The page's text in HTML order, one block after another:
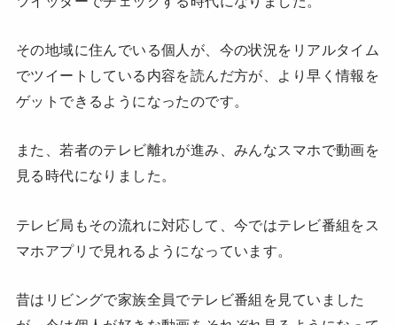
その地域に住んでいる個人が、今の状況をリアルタイム
でツイートしている内容を読んだ方が、より早く情報を
ゲットできるようになったのです。
また、若者のテレビ離れが進み、みんなスマホで動画を
見る時代になりました。
テレビ局もその流れに対応して、今ではテレビ番組をス
マホアプリで見れるようになっています。
昔はリビングで家族全員でテレビ番組を見ていました